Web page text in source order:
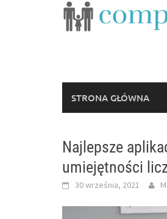
STRONA GŁÓWNA
Najlepsze
umiejętności
30 września, 2021